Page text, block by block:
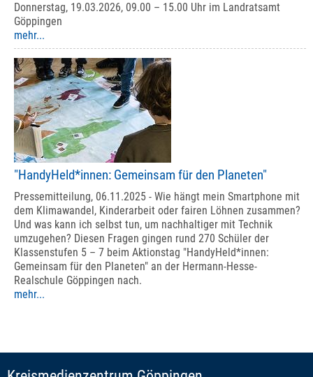
Donnerstag, 19.03.2026, 09.00 – 15.00 Uhr im Landratsamt
Göppingen
mehr...
"HandyHeld*innen: Gemeinsam für den Planeten"
Pressemitteilung, 06.11.2025 - Wie hängt mein Smartphone mit
dem Klimawandel, Kinderarbeit oder fairen Löhnen zusammen?
Und was kann ich selbst tun, um nachhaltiger mit Technik
umzugehen? Diesen Fragen gingen rund 270 Schüler der
Klassenstufen 5 – 7 beim Aktionstag "HandyHeld*innen:
Gemeinsam für den Planeten" an der Hermann-Hesse-
Realschule Göppingen nach.
mehr...